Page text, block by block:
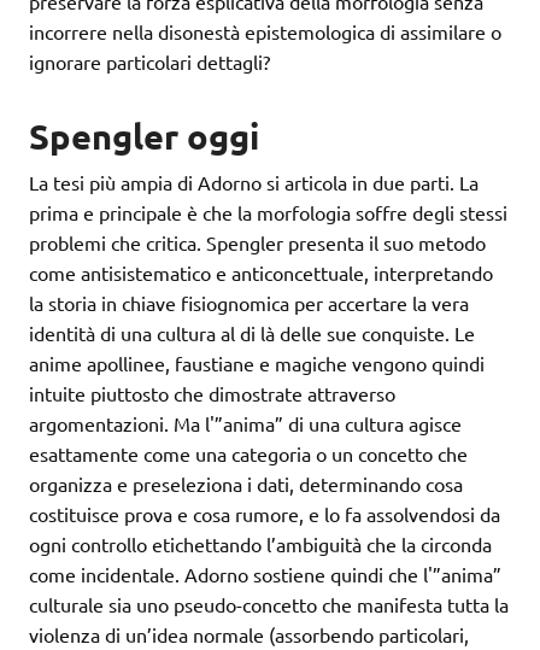
incorrere nella disonestà epistemologica di assimilare o
ignorare particolari dettagli?
Spengler oggi
La tesi più ampia di Adorno si articola in due parti. La
prima e principale è che la morfologia soffre degli stessi
problemi che critica. Spengler presenta il suo metodo
come antisistematico e anticoncettuale, interpretando
la storia in chiave fisiognomica per accertare la vera
identità di una cultura al di là delle sue conquiste. Le
anime apollinee, faustiane e magiche vengono quindi
intuite piuttosto che dimostrate attraverso
argomentazioni. Ma l'”anima” di una cultura agisce
esattamente come una categoria o un concetto che
organizza e preseleziona i dati, determinando cosa
costituisce prova e cosa rumore, e lo fa assolvendosi da
ogni controllo etichettando l’ambiguità che la circonda
come incidentale. Adorno sostiene quindi che l'”anima”
culturale sia uno pseudo-concetto che manifesta tutta la
violenza di un’idea normale (assorbendo particolari,